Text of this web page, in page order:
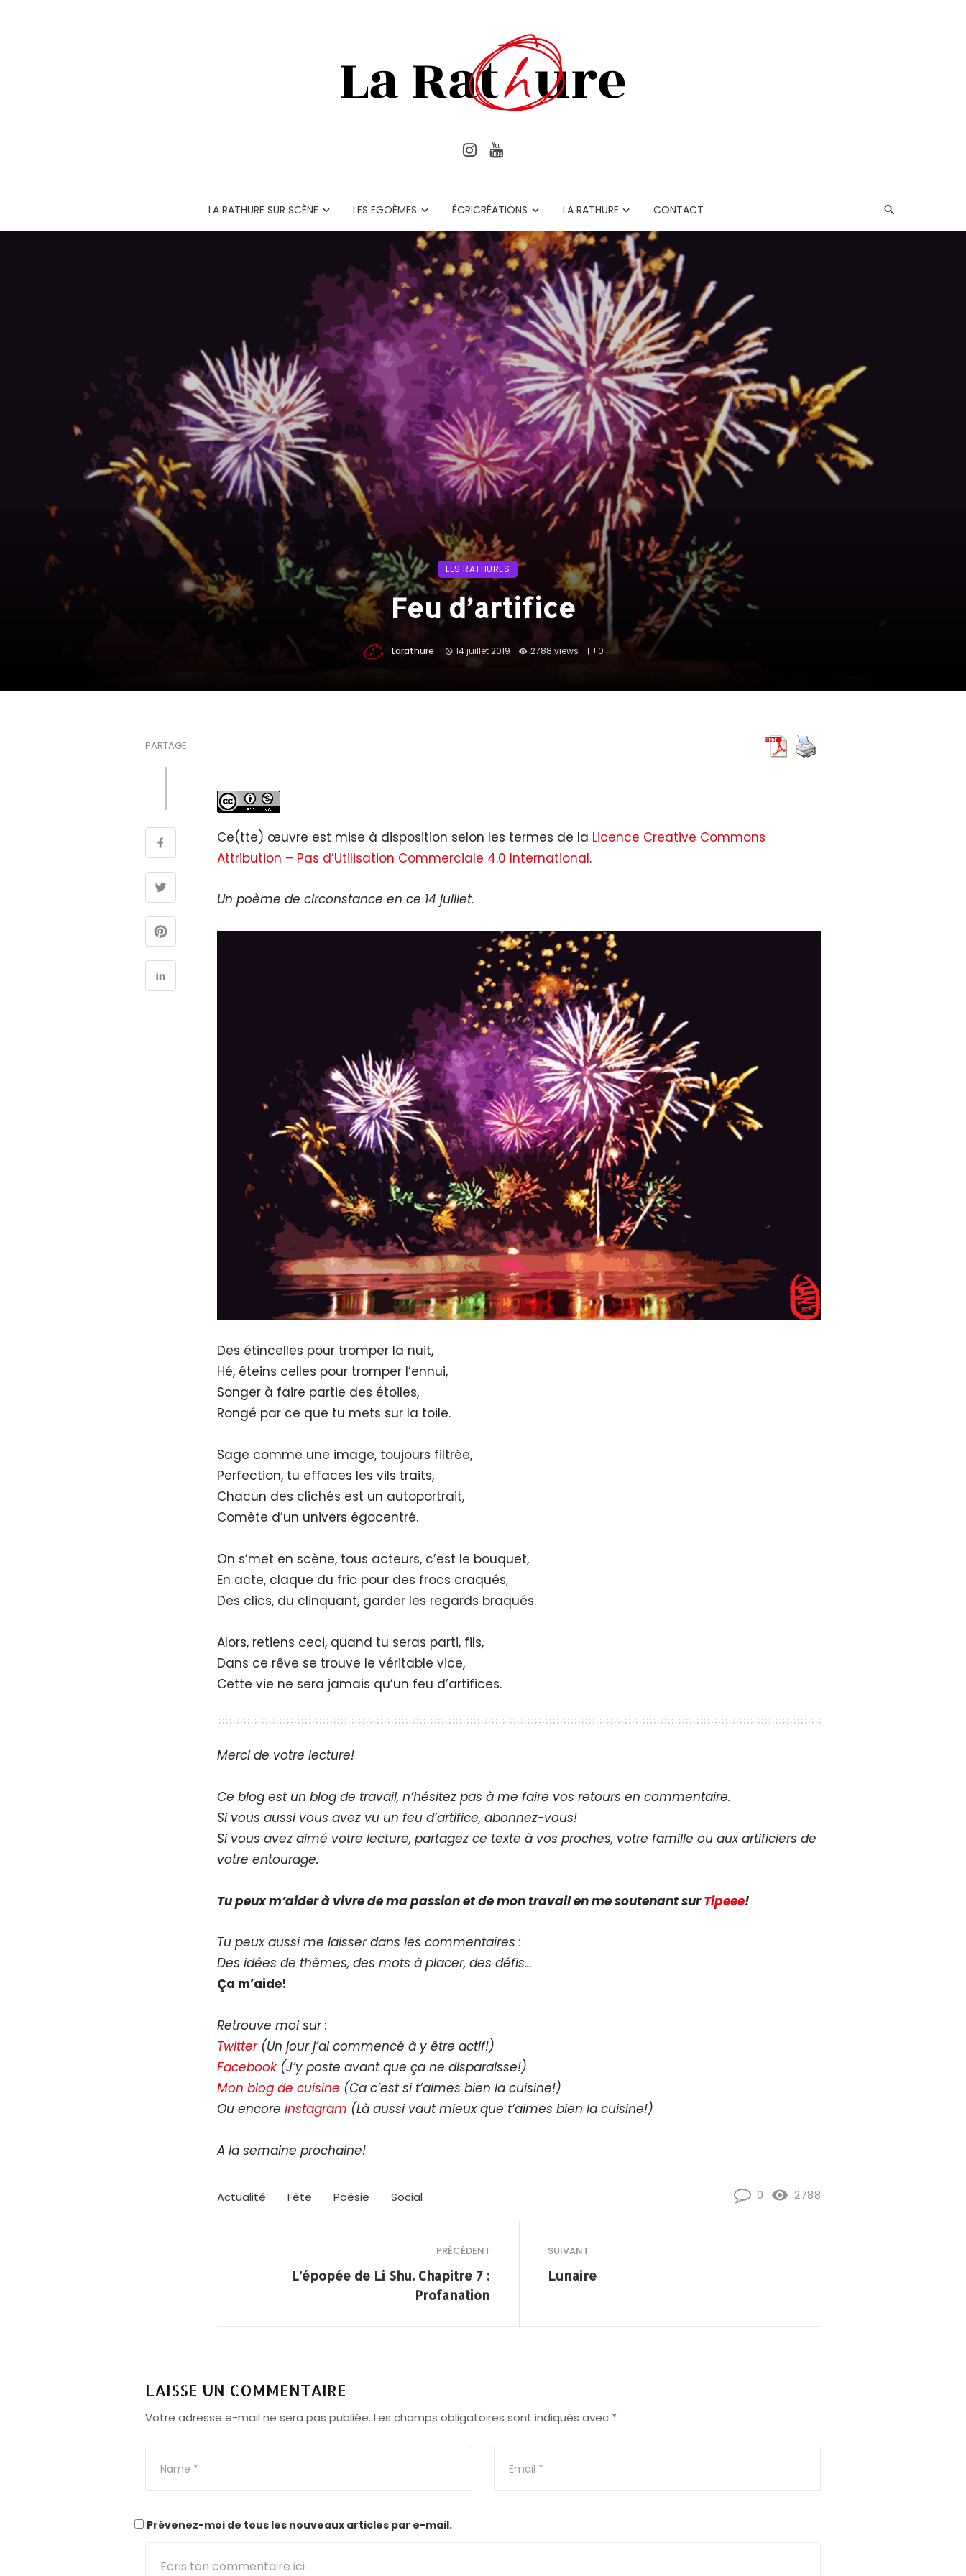
LA RATHURE SUR SCÈNE LES EGOÈMES ÉCRICRÉATIONS LA RATHURE CONTACT
LES RATHURES
Feu d’artifice
Larathure 14 juillet 2019 2788 views 0
PARTAGE
Ce(tte) œuvre est mise à disposition selon les termes de la Licence Creative Commons
Attribution – Pas d’Utilisation Commerciale 4.0 International.
Un poème de circonstance en ce 14 juillet.
Des étincelles pour tromper la nuit,
Hé, éteins celles pour tromper l’ennui,
Songer à faire partie des étoiles,
Rongé par ce que tu mets sur la toile.
Sage comme une image, toujours filtrée,
Perfection, tu effaces les vils traits,
Chacun des clichés est un autoportrait,
Comète d’un univers égocentré.
On s’met en scène, tous acteurs, c’est le bouquet,
En acte, claque du fric pour des frocs craqués,
Des clics, du clinquant, garder les regards braqués.
Alors, retiens ceci, quand tu seras parti, fils,
Dans ce rêve se trouve le véritable vice,
Cette vie ne sera jamais qu’un feu d’artifices.
Merci de votre lecture!
Ce blog est un blog de travail, n’hésitez pas à me faire vos retours en commentaire.
Si vous aussi vous avez vu un feu d’artifice, abonnez-vous!
Si vous avez aimé votre lecture, partagez ce texte à vos proches, votre famille ou aux artificiers de
votre entourage.
Tu peux m’aider à vivre de ma passion et de mon travail en me soutenant surTipeee!
Tu peux aussi me laisser dans les commentaires :
Des idées de thèmes, des mots à placer, des défis…
Ça m’aide!
Retrouve moi sur :
Twitter(Un jour j’ai commencé à y être actif!)
Facebook (J’y poste avant que ça ne disparaisse!)
Mon blog de cuisine (Ca c’est si t’aimes bien la cuisine!)
Ou encore instagram (Là aussi vaut mieux que t’aimes bien la cuisine!)
A la semaine prochaine!
Actualité Fête Poésie Social 0 2788
PRÉCÉDENT
L’épopée de Li Shu. Chapitre 7 :
Profanation
SUIVANT
Lunaire
LAISSE UN COMMENTAIRE
Votre adresse e-mail ne sera pas publiée. Les champs obligatoires sont indiqués avec *
Prévenez-moi de tous les nouveaux articles par e-mail.